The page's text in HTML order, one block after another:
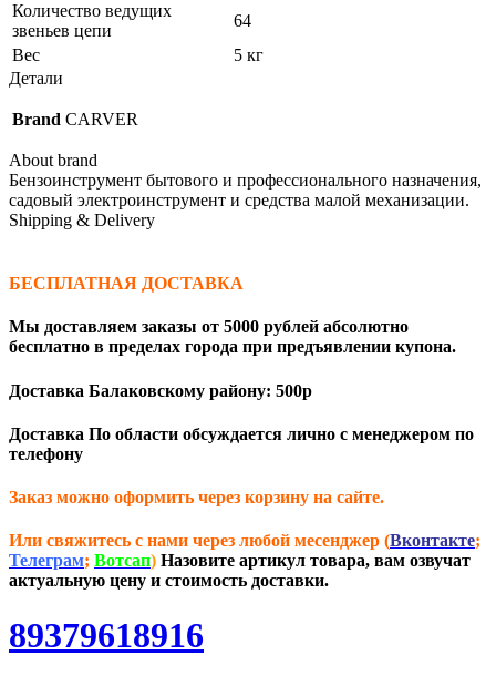
Количество ведущих
звеньев цепи
64
Вес
5 кг
Детали
Brand CARVER
About brand
Бензоинструмент бытового и профессионального назначения,
садовый электроинструмент и средства малой механизации.
Shipping & Delivery
БЕСПЛАТНАЯ ДОСТАВКА
Мы доставляем заказы от 5000 рублей абсолютно
бесплатно в пределах города при предъявлении купона.
Доставка Балаковскому району: 500р
Доставка По области обсуждается лично с менеджером по
телефону
Заказ можно оформить через корзину на сайте.
Или свяжитесь с нами через любой месенджер (Вконтакте;
Телеграм; Вотсап) Назовите артикул товара, вам озвучат
актуальную цену и стоимость доставки.
89379618916